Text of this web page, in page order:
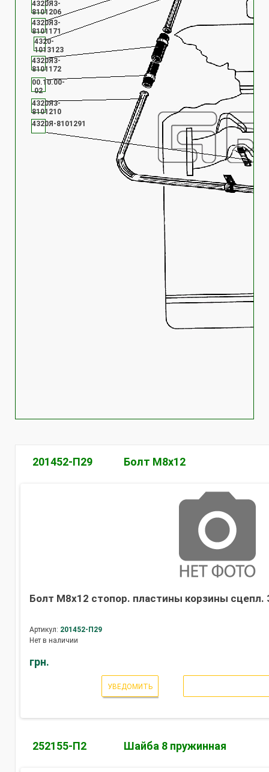
4320-
1013123
4320Я-8101291
4320Я3-
8101210
00.10.00-
02
4320Я3-
8101172
4320Я3-
8101171
4320Я3-
8101206
201452-П29 Болт М8х12
Болт М8х12 стопор. пластины корзины
Артикул: 201452-П29
Нет в наличии
грн.
УВЕДОМИТЬ
252155-П2 Шайба 8 пружинная